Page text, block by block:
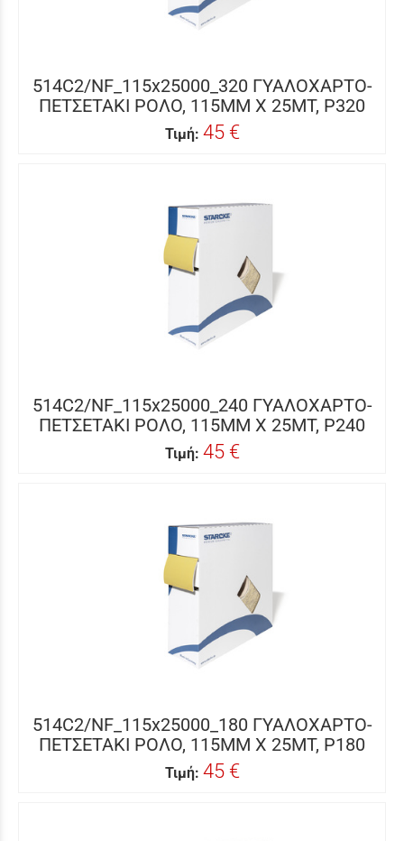
514C2/NF_115x25000_320 ΓΥΑΛΟΧΑΡΤΟ-
ΠΕΤΣΕΤΑΚΙ ΡΟΛΟ, 115MM X 25MΤ, P320
Τιμή: 45 €
514C2/NF_115x25000_240 ΓΥΑΛΟΧΑΡΤΟ-
ΠΕΤΣΕΤΑΚΙ ΡΟΛΟ, 115MM X 25MΤ, P240
Τιμή: 45 €
514C2/NF_115x25000_180 ΓΥΑΛΟΧΑΡΤΟ-
ΠΕΤΣΕΤΑΚΙ ΡΟΛΟ, 115MM X 25MΤ, P180
Τιμή: 45 €